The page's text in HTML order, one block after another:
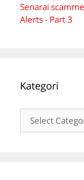
Senarai
Alerts - Part 3
Kategori
Kategori